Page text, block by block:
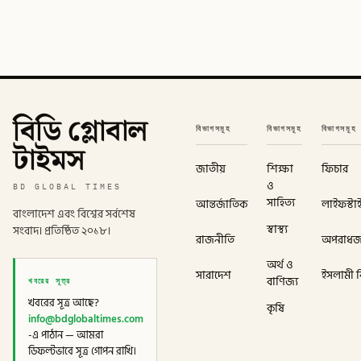
বিডি গ্লোবাল
টাইমস
BD GLOBAL TIMES
বাংলাদেশ এবং বিশ্বের সর্বশেষ
সংবাদ। প্রতিষ্ঠিত ২০১৮।
খবরের সূত্র
খবরের সূত্র আছে?
info@bdglobaltimes.com
-এ পাঠান — আমরা
ডিফল্টভাবে সূত্র গোপন রাখি।
বিভাগসমূহ
জাতীয়
আন্তর্জাতিক
রাজনীতি
সারাদেশ
বিভাগসমূহ
শিক্ষা
ও
সাহিত্য
স্বাস্থ্য
অর্থ ও
বাণিজ্য
কৃষি
বিভাগসমূহ
ফিচার
ইসলামী